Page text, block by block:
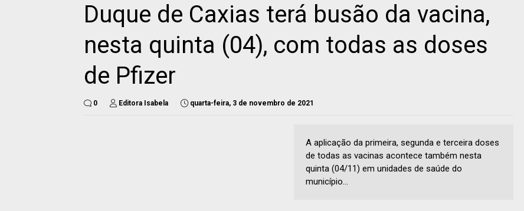
Duque de Caxias terá busão da vacina,
nesta quinta (04), com todas as doses
de Pfizer
0 Editora Isabela quarta-feira, 3 de novembro de 2021
A aplicação da primeira, segunda e terceira doses
de todas as vacinas acontece também nesta
quinta (04/11) em unidades de saúde do
município...